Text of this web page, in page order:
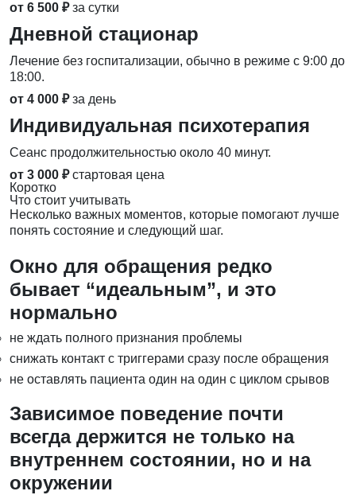
от 6 500 ₽ за сутки
Дневной стационар
Лечение без госпитализации, обычно в режиме с 9:00 до
18:00.
от 4 000 ₽ за день
Индивидуальная психотерапия
Сеанс продолжительностью около 40 минут.
от 3 000 ₽ стартовая цена
Коротко
Что стоит учитывать
Несколько важных моментов, которые помогают лучше
понять состояние и следующий шаг.
Окно для обращения редко
бывает “идеальным”, и это
нормально
не ждать полного признания проблемы
снижать контакт с триггерами сразу после обращения
не оставлять пациента один на один с циклом срывов
Зависимое поведение почти
всегда держится не только на
внутреннем состоянии, но и на
окружении